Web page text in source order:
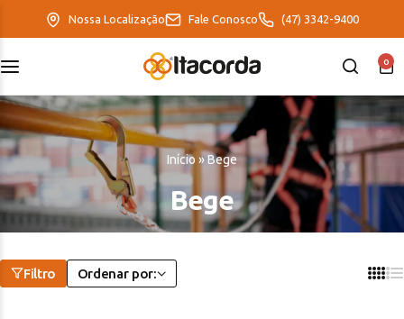
Nossa Localização Fale Conosco (47) 3342-9400
0
Início »Bege
Bege
Filtro Ordenar por:
EcoFriendly
ItaMaxx